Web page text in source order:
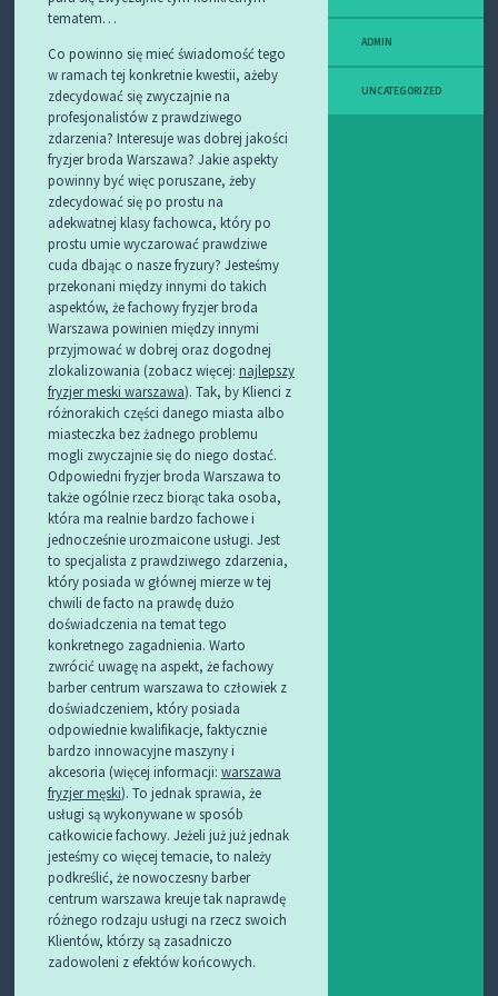
tematem…
Co powinno się mieć świadomość tego
w ramach tej konkretnie kwestii, ażeby
zdecydować się zwyczajnie na
profesjonalistów z prawdziwego
zdarzenia? Interesuje was dobrej jakości
fryzjer broda Warszawa? Jakie aspekty
powinny być więc poruszane, żeby
zdecydować się po prostu na
adekwatnej klasy fachowca, który po
prostu umie wyczarować prawdziwe
cuda dbając o nasze fryzury? Jesteśmy
przekonani między innymi do takich
aspektów, że fachowy fryzjer broda
Warszawa powinien między innymi
przyjmować w dobrej oraz dogodnej
zlokalizowania (zobacz więcej: najlepszy
fryzjer meski warszawa). Tak, by Klienci z
różnorakich części danego miasta albo
miasteczka bez żadnego problemu
mogli zwyczajnie się do niego dostać.
Odpowiedni fryzjer broda Warszawa to
także ogólnie rzecz biorąc taka osoba,
która ma realnie bardzo fachowe i
jednocześnie urozmaicone usługi. Jest
to specjalista z prawdziwego zdarzenia,
który posiada w głównej mierze w tej
chwili de facto na prawdę dużo
doświadczenia na temat tego
konkretnego zagadnienia. Warto
zwrócić uwagę na aspekt, że fachowy
barber centrum warszawa to człowiek z
doświadczeniem, który posiada
odpowiednie kwalifikacje, faktycznie
bardzo innowacyjne maszyny i
akcesoria (więcej informacji: warszawa
fryzjer męski). To jednak sprawia, że
usługi są wykonywane w sposób
całkowicie fachowy. Jeżeli już już jednak
jesteśmy co więcej temacie, to należy
podkreślić, że nowoczesny barber
centrum warszawa kreuje tak naprawdę
różnego rodzaju usługi na rzecz swoich
Klientów, którzy są zasadniczo
zadowoleni z efektów końcowych.
ADMIN
UNCATEGORIZED